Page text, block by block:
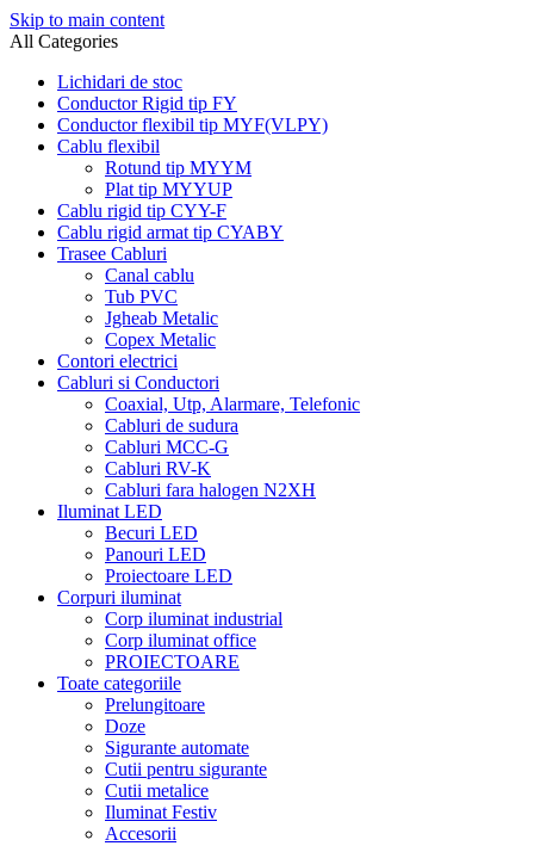
Skip to main content
All Categories
Lichidari de stoc
Conductor Rigid tip FY
Conductor flexibil tip MYF(VLPY)
Cablu flexibil
Rotund tip MYYM
Plat tip MYYUP
Cablu rigid tip CYY-F
Cablu rigid armat tip CYABY
Trasee Cabluri
Canal cablu
Tub PVC
Jgheab Metalic
Copex Metalic
Contori electrici
Cabluri si Conductori
Coaxial, Utp, Alarmare, Telefonic
Cabluri de sudura
Cabluri MCC-G
Cabluri RV-K
Cabluri fara halogen N2XH
Iluminat LED
Becuri LED
Panouri LED
Proiectoare LED
Corpuri iluminat
Corp iluminat industrial
Corp iluminat office
PROIECTOARE
Toate categoriile
Prelungitoare
Doze
Sigurante automate
Cutii pentru sigurante
Cutii metalice
Iluminat Festiv
Accesorii